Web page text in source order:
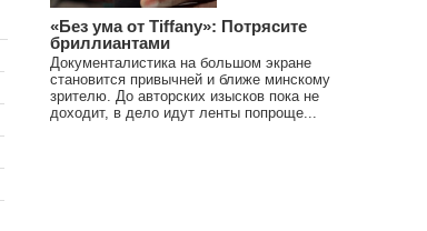
«Без ума от Tiffany»: Потрясите
бриллиантами
Документалистика на большом экране
становится привычней и ближе минскому
зрителю. До авторских изысков пока не
доходит, в дело идут ленты попроще...